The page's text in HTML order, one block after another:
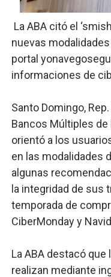
Fellito Suberví
Comedores
UNTC inicia
Candidato a
La ABA citó el
nuevas
portal
informaciones de
Santo Domingo,
Bancos Múltiples de
orientó a los
en las modalidades
algunas
la integridad de sus
temporada de
CiberMonday y
La ABA destacó
realizan mediante